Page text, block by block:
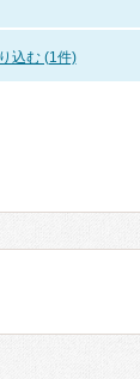
込む (1件)